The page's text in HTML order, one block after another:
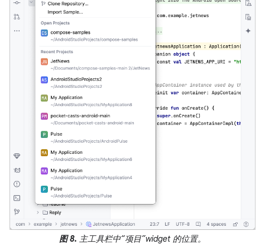
图 8. 主工具栏中“项目”widget 的位置。